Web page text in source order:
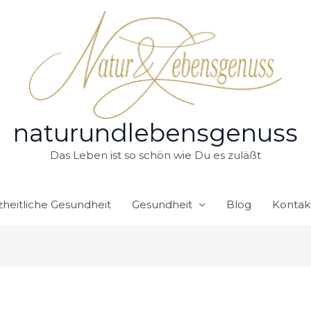
naturundlebensgenuss
Das Leben ist so schön wie Du es zuläßt
Gesundheit Gesundheit Blog